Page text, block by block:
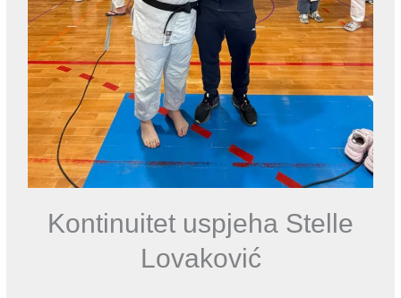
Kontinuitet uspjeha Stelle
Lovaković